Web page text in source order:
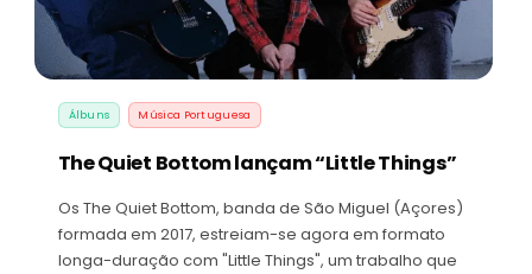
Álbuns Música Portuguesa
The Quiet Bottom lançam “Little Things”
Os The Quiet Bottom, banda de São Miguel (Açores)
formada em 2017, estreiam-se agora em formato
longa-duração com "Little Things", um trabalho que